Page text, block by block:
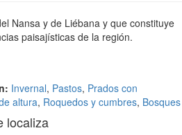
Nansa y de Liébana y que constituye
paisajísticas de la región.
Invernal, Pastos, Prados con
altura, Roquedos y cumbres, Bosques
localiza